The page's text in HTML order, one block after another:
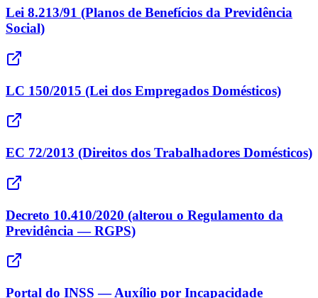
Lei 8.213/91 (Planos de Benefícios da Previdência
Social)
LC 150/2015 (Lei dos Empregados Domésticos)
EC 72/2013 (Direitos dos Trabalhadores Domésticos)
Decreto 10.410/2020 (alterou o Regulamento da
Previdência — RGPS)
Portal do INSS — Auxílio por Incapacidade